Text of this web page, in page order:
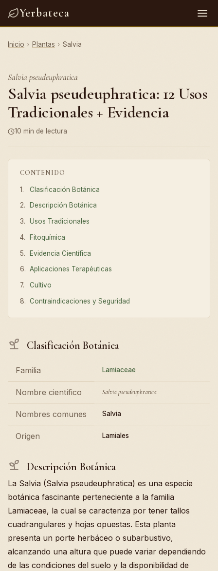
Yerbateca
Inicio › Plantas › Salvia
Salvia pseudeuphratica
Salvia pseudeuphratica: 12 Usos
Tradicionales + Evidencia
10 min de lectura
CONTENIDO
Clasificación Botánica
Descripción Botánica
Usos Tradicionales
Fitoquímica
Evidencia Científica
Aplicaciones Terapéuticas
Cultivo
Contraindicaciones y Seguridad
Clasificación Botánica
Familia Lamiaceae
Nombre científico Salvia pseudeuphratica
Nombres comunes Salvia
Origen Lamiales
Descripción Botánica
La Salvia (Salvia pseudeuphratica) es una especie
botánica fascinante perteneciente a la familia
Lamiaceae, la cual se caracteriza por tener tallos
cuadrangulares y hojas opuestas. Esta planta
presenta un porte herbáceo o subarbustivo,
alcanzando una altura que puede variar dependiendo
de las condiciones del suelo y la disponibilidad de